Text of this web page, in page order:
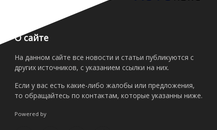
О сайте
На данном сайте все новости и статьи публикуются с
других источников, с указанием ссылки на них.
Если у вас есть какие-либо жалобы или предложения,
то обращайтесь по контактам, которые указанны ниже.
Powered by